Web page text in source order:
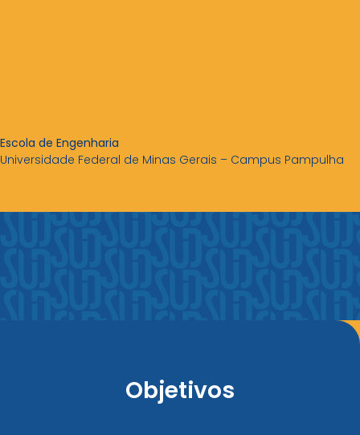
Escola de Engenharia
Universidade Federal de Minas Gerais – Campus Pampulha
Objetivos